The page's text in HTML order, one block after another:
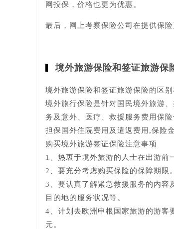
网投保，价格也更为优惠。
最后，网上考察保险公司在提供保
境外旅游保险和签证旅游保
境外旅游保险和签证旅游保险的区别
境外旅行保险是针对国民境外旅游
务及意外、医疗、救援服务费用保
担保国外住院费用及遣返费用,保险
购买境外旅游签证保险注意事项
1、热衷于境外旅游的人士在出游前
2、要充分考虑购买保险的保障期限
3、要认真了解紧急救援服务的内容
目的地的服务状况等。
4、计划去欧洲申根国家旅游的游客
元。